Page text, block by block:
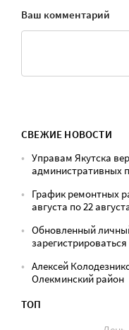
Ваш комментарий
СВЕЖИЕ НОВОСТИ
Управам Якутска
административных
График ремонтных
августа по 22
Обновленный
Алексей
Олекминский район
ТОП